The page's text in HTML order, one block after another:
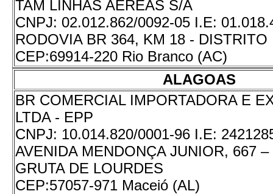
TAM LINHAS AÉREAS S/A
CNPJ: 02.012.862/0092-05 I.E:
RODOVIA BR 364, KM 18 - DISTRITO
CEP:69914-220 Rio Branco (AC)
ALAGOAS
BR COMERCIAL IMPORTADORA E
LTDA - EPP
CNPJ: 10.014.820/0001-96 I.E:
AVENIDA MENDONÇA JUNIOR, 667
GRUTA DE LOURDES
CEP:57057-971 Maceió (AL)